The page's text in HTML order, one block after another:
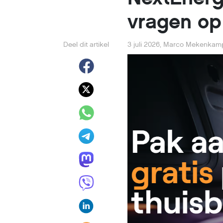
vragen op
Deel dit artikel 3 juli 2026, Marco